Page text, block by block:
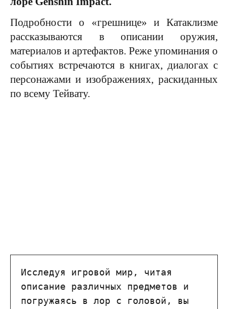
Подробности о «грешнице» и Катаклизме
рассказываются в описании оружия,
материалов и артефактов. Реже упоминания о
событиях встречаются в книгах, диалогах с
персонажами и изображениях, раскиданных
по всему Тейвату.
Исследуя игровой мир, читая
описание различных предметов и
погружаясь в лор с головой, вы